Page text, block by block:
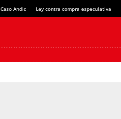
Caso Andic Ley contra compra especulativa